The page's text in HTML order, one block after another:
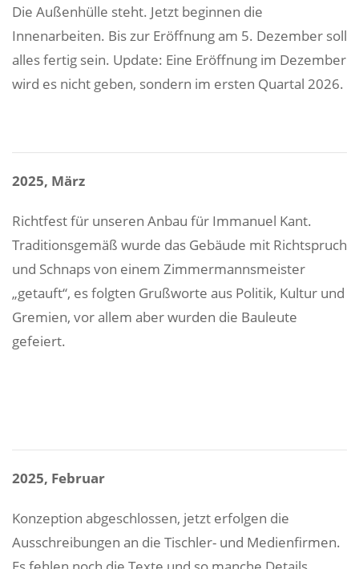
Die Außenhülle steht. Jetzt beginnen die
Innenarbeiten. Bis zur Eröffnung am 5. Dezember soll
alles fertig sein. Update: Eine Eröffnung im Dezember
wird es nicht geben, sondern im ersten Quartal 2026.
2025, März
Richtfest für unseren Anbau für Immanuel Kant.
Traditionsgemäß wurde das Gebäude mit Richtspruch
und Schnaps von einem Zimmermannsmeister
„getauft“, es folgten Grußworte aus Politik, Kultur und
Gremien, vor allem aber wurden die Bauleute
gefeiert.
2025, Februar
Konzeption abgeschlossen, jetzt erfolgen die
Ausschreibungen an die Tischler- und Medienfirmen.